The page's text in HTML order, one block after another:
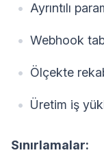
Ayrıntılı
Webhook
Ölçekte
Üretim iş
Sınırlamalar: